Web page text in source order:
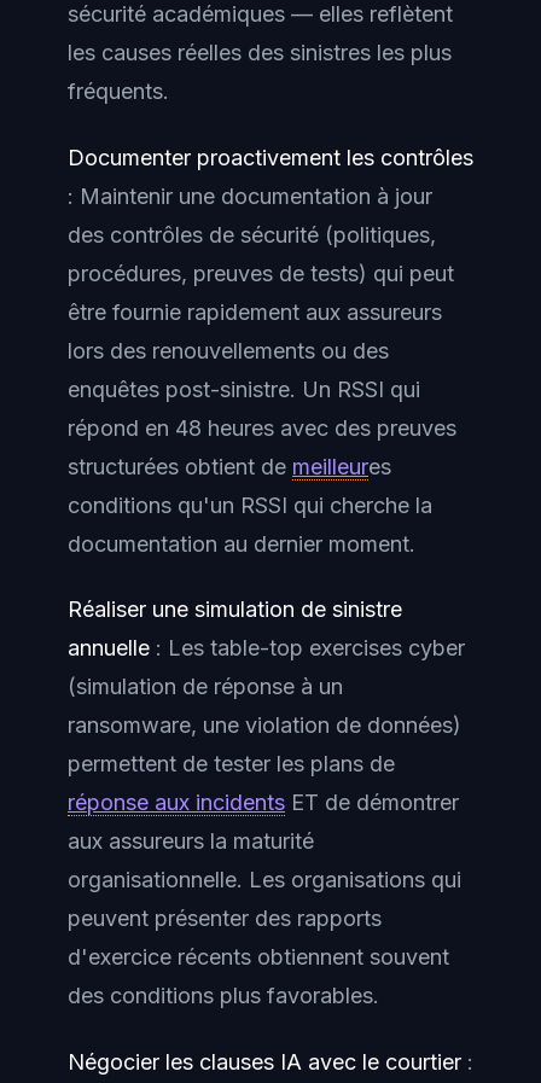
sécurité académiques — elles reflètent
les causes réelles des sinistres les plus
fréquents.
Documenter proactivement les contrôles
: Maintenir une documentation à jour
des contrôles de sécurité (politiques,
procédures, preuves de tests) qui peut
être fournie rapidement aux assureurs
lors des renouvellements ou des
enquêtes post-sinistre. Un RSSI qui
répond en 48 heures avec des preuves
structurées obtient de meilleures
conditions qu'un RSSI qui cherche la
documentation au dernier moment.
Réaliser une simulation de sinistre
annuelle : Les table-top exercises cyber
(simulation de réponse à un
ransomware, une violation de données)
permettent de tester les plans de
réponse aux incidents ET de démontrer
aux assureurs la maturité
organisationnelle. Les organisations qui
peuvent présenter des rapports
d'exercice récents obtiennent souvent
des conditions plus favorables.
Négocier les clauses IA avec le courtier :